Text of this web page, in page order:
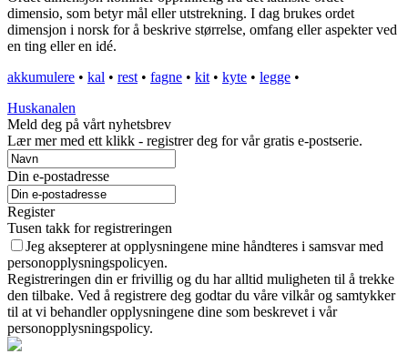
dimensio, som betyr mål eller utstrekning. I dag brukes ordet
dimensjon i norsk for å beskrive størrelse, omfang eller aspekter ved
en ting eller en idé.
akkumulere • kal • rest • fagne • kit • kyte • legge •
Huskanalen
Meld deg på vårt nyhetsbrev
Lær mer med ett klikk - registrer deg for vår gratis e-postserie.
Din e-postadresse
Register
Tusen takk for registreringen
Jeg aksepterer at opplysningene mine håndteres i samsvar med
personopplysningspolicyen.
Registreringen din er frivillig og du har alltid muligheten til å trekke
den tilbake. Ved å registrere deg godtar du våre vilkår og samtykker
til at vi behandler opplysningene dine som beskrevet i vår
personopplysningspolicy.